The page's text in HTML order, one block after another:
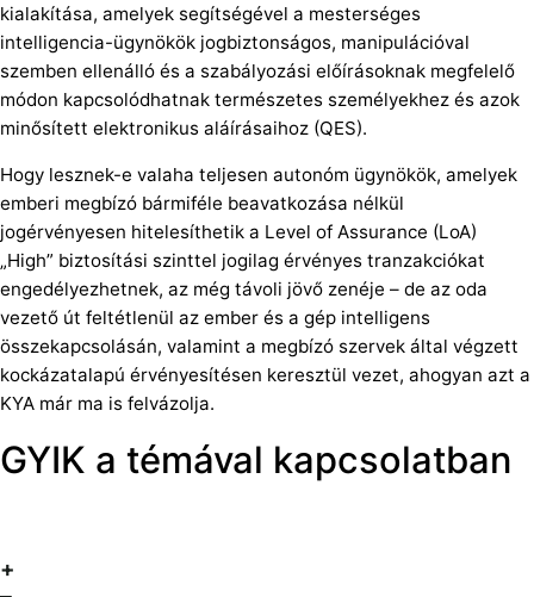
kialakítása, amelyek segítségével a mesterséges
intelligencia-ügynökök jogbiztonságos, manipulációval
szemben ellenálló és a szabályozási előírásoknak megfelelő
módon kapcsolódhatnak természetes személyekhez és azok
minősített elektronikus aláírásaihoz (QES).
Hogy lesznek-e valaha teljesen autonóm ügynökök, amelyek
emberi megbízó bármiféle beavatkozása nélkül
jogérvényesen hitelesíthetik a Level of Assurance (LoA)
„High” biztosítási szinttel jogilag érvényes tranzakciókat
engedélyezhetnek, az még távoli jövő zenéje – de az oda
vezető út feltétlenül az ember és a gép intelligens
összekapcsolásán, valamint a megbízó szervek által végzett
kockázatalapú érvényesítésen keresztül vezet, ahogyan azt a
KYA már ma is felvázolja.
GYIK a témával kapcsolatban
+